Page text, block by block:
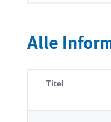
Alle
Titel